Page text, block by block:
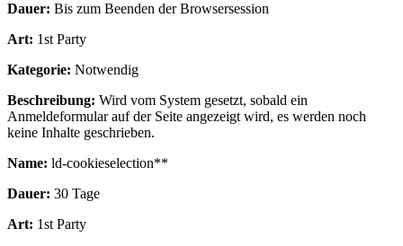
Dauer: Bis zum Beenden der Browsersession
Art: 1st Party
Kategorie: Notwendig
Beschreibung: Wird vom System gesetzt, sobald ein
Anmeldeformular auf der Seite angezeigt wird, es werden noch
keine Inhalte geschrieben.
Name: ld-cookieselection**
Dauer: 30 Tage
Art: 1st Party